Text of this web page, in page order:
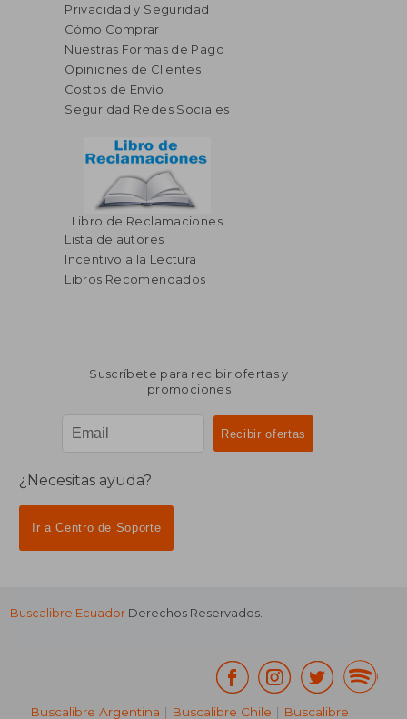
Privacidad y Seguridad
Cómo Comprar
Nuestras Formas de Pago
Opiniones de Clientes
Costos de Envío
Seguridad Redes Sociales
Libro de Reclamaciones
Lista de autores
Incentivo a la Lectura
Libros Recomendados
Suscríbete para recibir ofertas y
promociones
¿Necesitas ayuda?
Ir a Centro de Soporte
Buscalibre Ecuador Derechos Reservados.
Buscalibre Argentina | Buscalibre Chile | Buscalibre